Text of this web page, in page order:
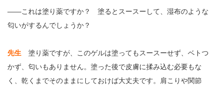
――これは塗り薬ですか？ 塗るとスースーして、湿布のような
匂いがするんでしょうか？
先生 塗り薬ですが、このゲルは塗ってもスースーせず、ベトつ
かず、匂いもありません。塗った後で皮膚に揉み込む必要もな
く、乾くまでそのままにしておけば大丈夫です。肩こりや関節